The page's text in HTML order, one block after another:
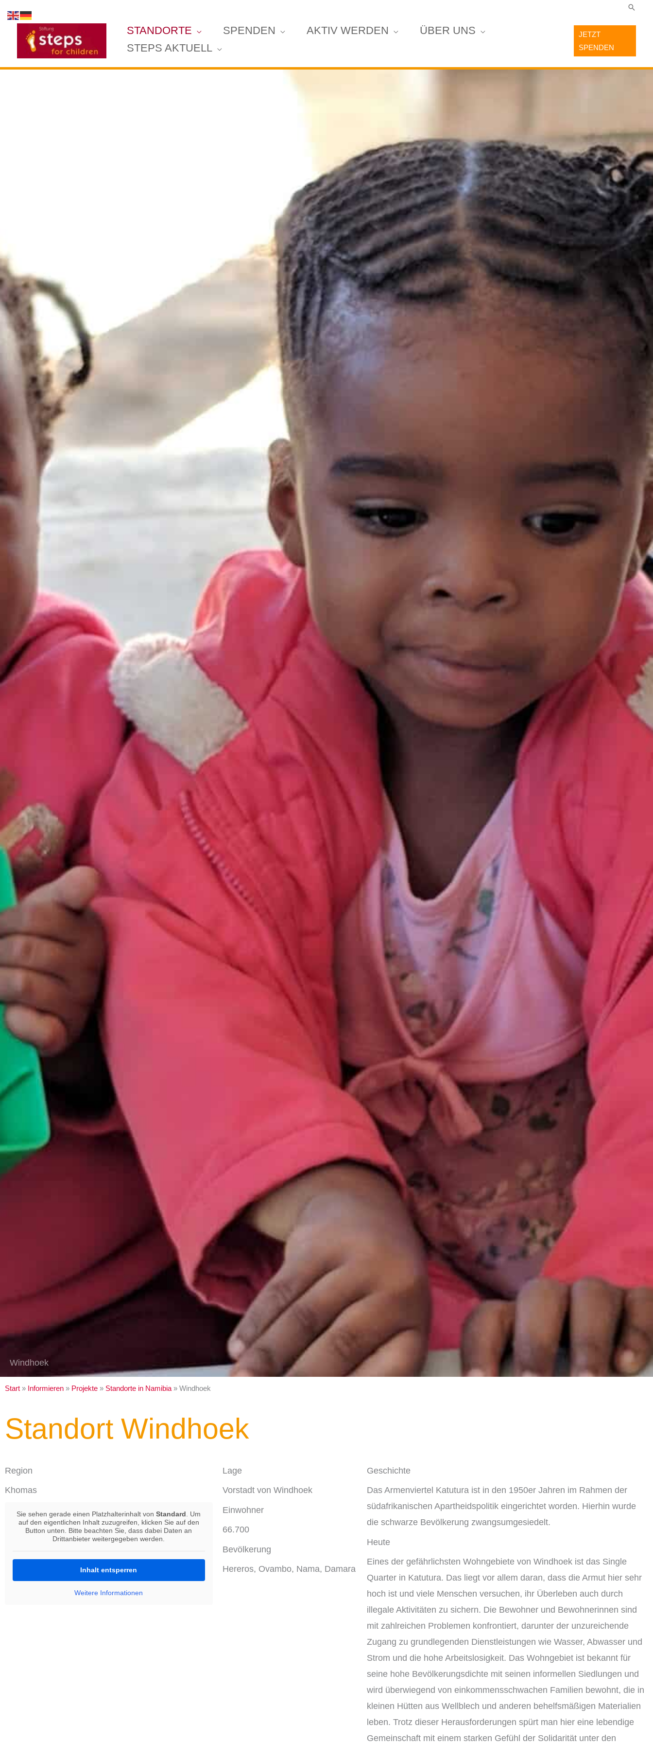
Inhalt
springen
STANDORTE SPENDEN AKTIV WERDEN
ÜBER UNS
STEPS AKTUELL
JETZT
SPENDEN
Windhoek
Start » Informieren » Projekte » Standorte in Namibia » Windhoek
Standort Windhoek
Region
Khomas
Sie sehen gerade einen Platzhalterinhalt vonStandard . Um
auf den eigentlichen Inhalt zuzugreifen, klicken Sie auf den
Button unten. Bitte beachten Sie, dass dabei Daten an
Drittanbieter weitergegeben werden.
Inhalt entsperren
Weitere Informationen
Lage
Vorstadt von Windhoek
Einwohner
66.700
Bevölkerung
Hereros, Ovambo, Nama, Damara
Geschichte
Das Armenviertel Katutura ist in den 1950er Jahren im Rahmen der
südafrikanischen Apartheidspolitik eingerichtet worden. Hierhin wurde
die schwarze Bevölkerung zwangsumgesiedelt.
Heute
Eines der gefährlichsten Wohngebiete von Windhoek ist das Single
Quarter in Katutura. Das liegt vor allem daran, dass die Armut hier sehr
hoch ist und viele Menschen versuchen, ihr Überleben auch durch
illegale Aktivitäten zu sichern. Die Bewohner und Bewohnerinnen sind
mit zahlreichen Problemen konfrontiert, darunter der unzureichende
Zugang zu grundlegenden Dienstleistungen wie Wasser, Abwasser und
Strom und die hohe Arbeitslosigkeit. Das Wohngebiet ist bekannt für
seine hohe Bevölkerungsdichte mit seinen informellen Siedlungen und
wird überwiegend von einkommensschwachen Familien bewohnt, die in
kleinen Hütten aus Wellblech und anderen behelfsmäßigen Materialien
leben. Trotz dieser Herausforderungen spürt man hier eine lebendige
Gemeinschaft mit einem starken Gefühl der Solidarität unter den